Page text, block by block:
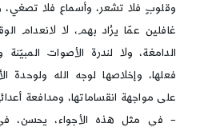
وقلوبٍ فلا تشعر، وأسماع فلا تصغي،
غافلين عمّا يرُاد بهم، لا لانعدام
الدامغة، ولا لندرة الأصوات المبيّنة
فعلها، وإخلاصها لوجه الله ولوحدة
على مواجهة انقساماتها، ومدافعة
– في مثل هذه الأجواء، يحسن،